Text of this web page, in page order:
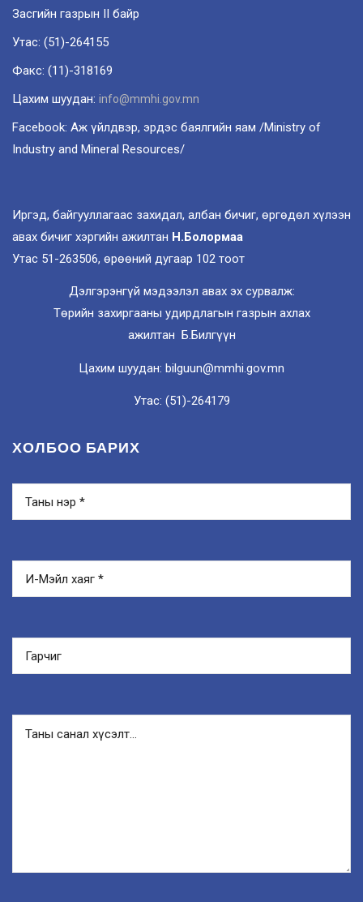
Засгийн газрын II байр
Утас: (51)-264155
Факс: (11)-318169
Цахим шуудан: info@mmhi.gov.mn
Facebook: Аж үйлдвэр, эрдэс баялгийн яам /Ministry of
Industry and Mineral Resources/
Иргэд, байгууллагаас захидал, албан бичиг, өргөдөл хүлээн
авах бичиг хэргийн ажилтан Н.Болормаа
Утас 51-263506, өрөөний дугаар 102 тоот
Дэлгэрэнгүй мэдээлэл авах эх сурвалж:
Төрийн захиргааны удирдлагын газрын ахлах
ажилтан Б.Билгүүн
Цахим шуудан: bilguun@mmhi.gov.mn
Утас: (51)-264179
ХОЛБОО БАРИХ